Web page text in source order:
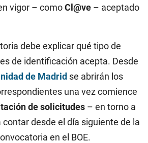
vigor – comoCl@ve – aceptado
debe explicar qué tipo de
de identificación acepta. Desde
de Madrid se abrirán los
una vez comience
de solicitudes – en torno a
contar desde el día siguiente de la
en el BOE.